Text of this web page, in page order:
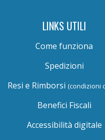
LINKS UTILI
Come funziona
Spedizioni
Resi e Rimborsi (condizioni
Benefici Fiscali
Accessibilità digitale